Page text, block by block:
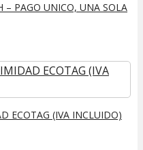
– PAGO UNICO, UNA SOLA
ECOTAG (IVA INCLUIDO)